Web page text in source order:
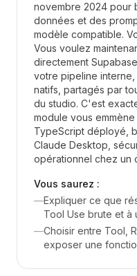
novembre 2024 pour
données et des
modèle compatible.
Vous voulez
directement
votre pipeline
natifs, partagés par
du studio. C'est
module vous
TypeScript déployé,
Claude Desktop,
opérationnel chez un
Vous saurez :
—Expliquer ce que
Tool Use brute et à
—Choisir entre Tool,
exposer une